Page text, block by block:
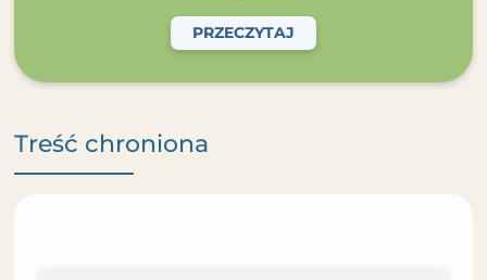
PRZECZYTAJ
Treść chroniona